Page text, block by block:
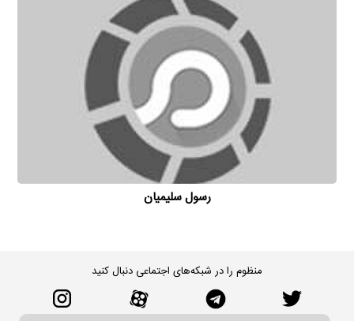
رسول سلیمیان
منظوم را در شبکه‌های اجتماعی دنبال کنید